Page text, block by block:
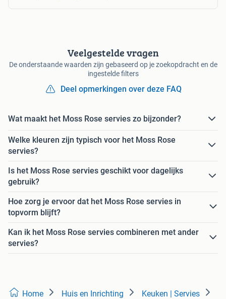
Veelgestelde vragen
De onderstaande waarden zijn gebaseerd op je zoekopdracht en de
ingestelde filters
Deel opmerkingen over deze FAQ
Wat maakt het Moss Rose servies zo bijzonder?
Welke kleuren zijn typisch voor het Moss Rose
servies?
Is het Moss Rose servies geschikt voor dagelijks
gebruik?
Hoe zorg je ervoor dat het Moss Rose servies in
topvorm blijft?
Kan ik het Moss Rose servies combineren met ander
servies?
Home Huis en Inrichting Keuken | Servies